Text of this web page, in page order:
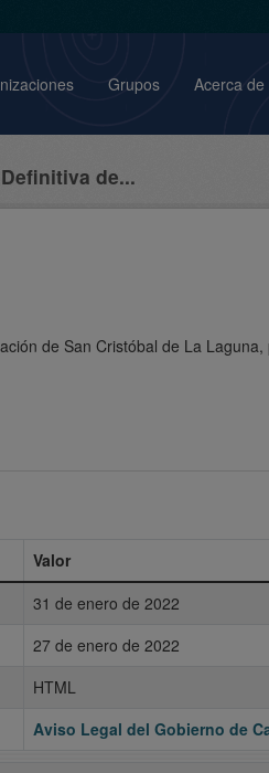
Grupos Acerca de
de...
de San Cristóbal de La
Valor
31 de enero de 2022
27 de enero de 2022
HTML
Aviso Legal del Gobierno de